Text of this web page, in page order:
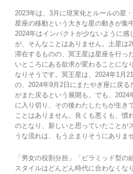
2023年は、3月に現実化とルールの星
星座の移動という大きな星の動きが集
2024年はインパクトが少ないように感
が、そんなことはありません。土星は
滞在するものの、冥王星は星座を行っ
いところにある欲求が変わることにな
なりそうです。冥王星は、2024年1月
の、2024年9月2日にまたやぎ座に戻る
がまた戻るという展開も。でも、2024
に入り切り、その後わたしたちが生き
ことはありません。良くも悪くも、慣
のとなり、新しいと思っていたことが
うな流れは、もう止まりそうにありませ
「男女の役割分担」「ピラミッド型の
スタイルはどんどん時代に合わなくな